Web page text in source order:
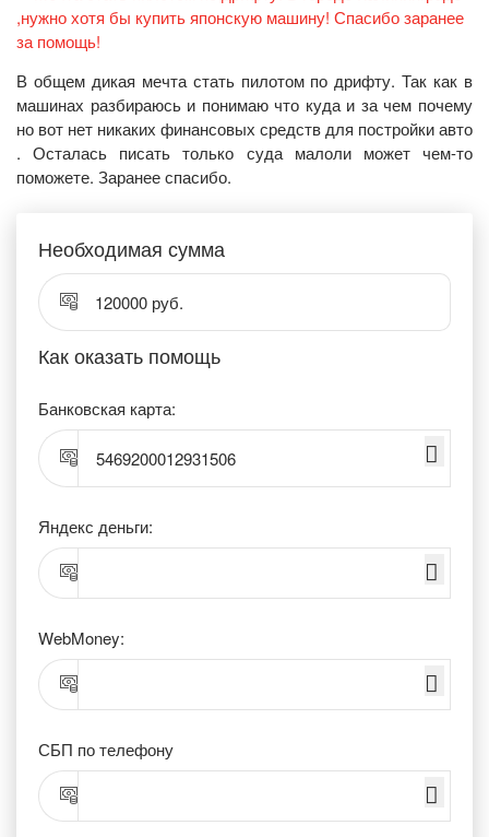
В общем дикая мечта стать пилотом по дрифту. Так как в
машинах разбираюсь и понимаю что куда и за чем почему
но вот нет никаких финансовых средств для постройки авто
. Осталась писать только суда малоли может чем-то
поможете. Заранее спасибо.
Необходимая сумма
120000 руб.
Как оказать помощь
Банковская карта:
5469200012931506
Яндекс деньги:
WebMoney:
СБП по телефону